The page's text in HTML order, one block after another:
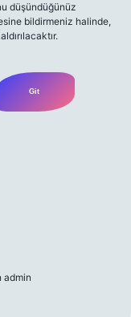
düşündüğünüz
bildirmeniz halinde,
admin